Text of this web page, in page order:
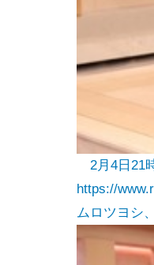
2月4日21
https://
ムロツヨシ